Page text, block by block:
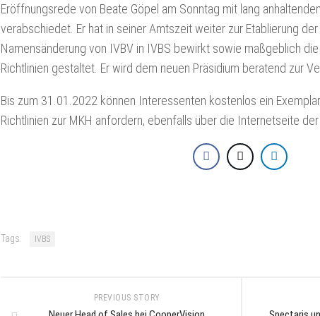
Eröffnungsrede von Beate Göpel am Sonntag mit lang
verabschiedet. Er hat in seiner Amtszeit weiter zur Etablierung
Namensänderung von IVBV in IVBS bewirkt sowie maßgeblich
Richtlinien gestaltet. Er wird dem neuen Präsidium beratend zur
Bis zum 31.01.2022 können Interessenten kostenlos ein
Richtlinien zur MKH anfordern, ebenfalls über die Internetseite
Tags: IVBS
PREVIOUS STORY